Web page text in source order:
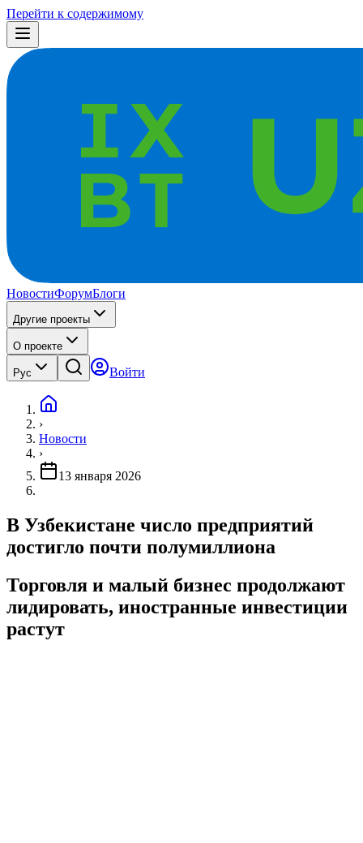
Перейти к содержимому
НовостиФорумБлоги
Другие проекты
О проекте
Рус Войти
›
Новости
›
13 января 2026
В Узбекистане число предприятий
достигло почти полумиллиона
Торговля и малый бизнес продолжают
лидировать, иностранные инвестиции
растут